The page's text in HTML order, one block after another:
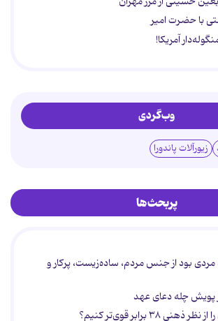
با حضرت امیر
آمریکا!
وب‌گردی
زیورآلات پاندورا
پربحث‌ها
بود از جنس مردم، ساده‌زیست، پرکار و
پویش چله دعای عهد
۳۸ برابر قوی‌تر کنیم؟